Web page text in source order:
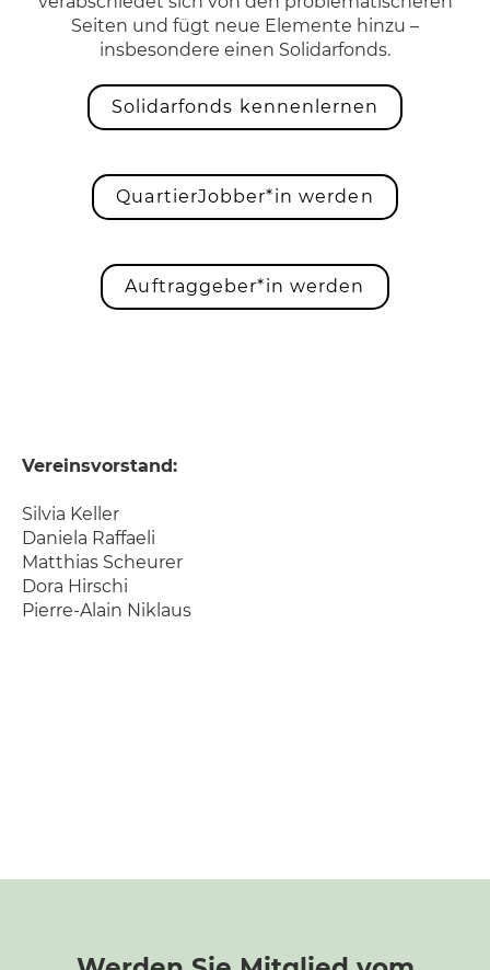
Seiten und fügt neue Elemente hinzu –
insbesondere einen Solidarfonds.
Solidarfonds kennenlernen
QuartierJobber*in werden
Auftraggeber*in werden
Vereinsvorstand:
Silvia Keller
Daniela Raffaeli
Matthias Scheurer
Dora Hirschi
Pierre-Alain Niklaus